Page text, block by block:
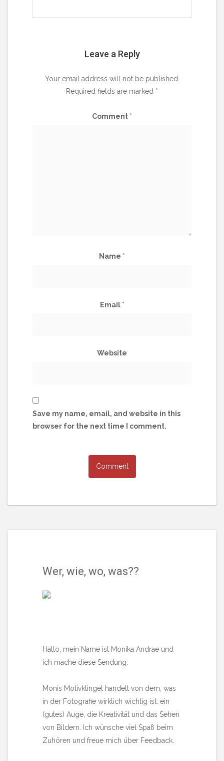
Leave a Reply
Your email address will not be published.
Required fields are marked *
Comment *
Name *
Email *
Website
Save my name, email, and website in this
browser for the next time I comment.
Wer, wie, wo, was??
Hallo, mein Name ist Monika Andrae und
ich mache diese Sendung.
Monis Motivklingel handelt von dem, was
in der Fotografie wirklich wichtig ist: ein
(gutes) Auge, die Kreativität und das Sehen
von Bildern. Ich wünsche viel Spaß beim
Zuhören und freue mich über Feedback.